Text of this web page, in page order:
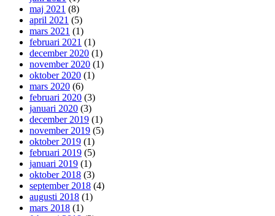
maj 2021 (8)
april 2021 (5)
mars 2021 (1)
februari 2021 (1)
december 2020 (1)
november 2020 (1)
oktober 2020 (1)
mars 2020 (6)
februari 2020 (3)
januari 2020 (3)
december 2019 (1)
november 2019 (5)
oktober 2019 (1)
februari 2019 (5)
januari 2019 (1)
oktober 2018 (3)
september 2018 (4)
augusti 2018 (1)
mars 2018 (1)